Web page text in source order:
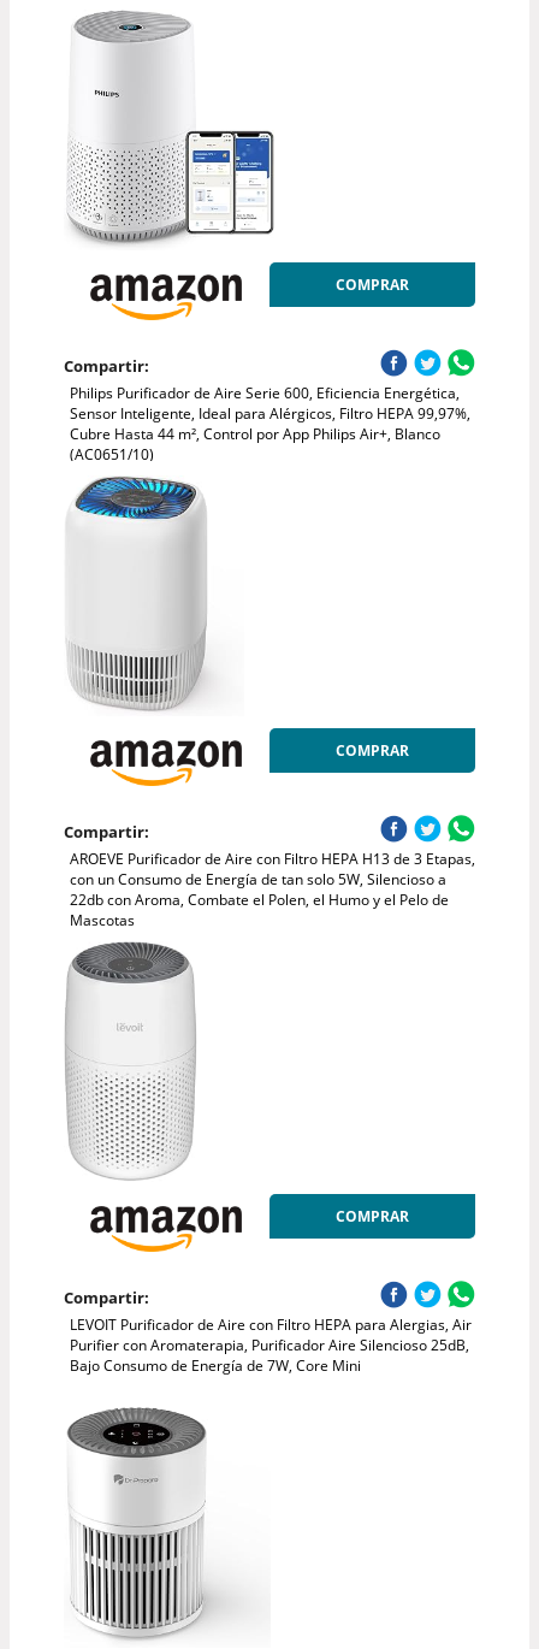
COMPRAR
Compartir:
Philips Purificador de Aire Serie 600, Eficiencia Energética,
Sensor Inteligente, Ideal para Alérgicos, Filtro HEPA 99,97%,
Cubre Hasta 44 m², Control por App Philips Air+, Blanco
(AC0651/10)
COMPRAR
Compartir:
AROEVE Purificador de Aire con Filtro HEPA H13 de 3 Etapas,
con un Consumo de Energía de tan solo 5W, Silencioso a
22db con Aroma, Combate el Polen, el Humo y el Pelo de
Mascotas
COMPRAR
Compartir:
LEVOIT Purificador de Aire con Filtro HEPA para Alergias, Air
Purifier con Aromaterapia, Purificador Aire Silencioso 25dB,
Bajo Consumo de Energía de 7W, Core Mini